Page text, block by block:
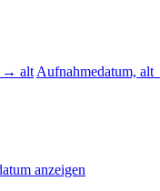
→ alt Aufnahmedatum,
anzeigen